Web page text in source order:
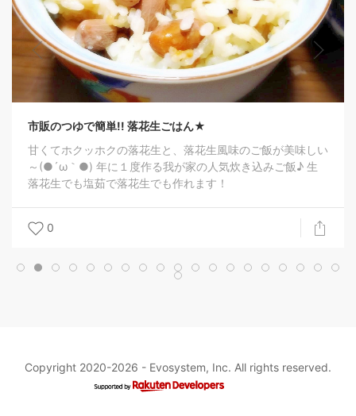
市販のつゆで簡単!! 落花生ごはん★
甘くてホクッホクの落花生と、落花生風味のご飯が美味しい
～(●´ω｀●) 年に１度作る我が家の人気炊き込みご飯♪ 生
落花生でも塩茹で落花生でも作れます！
0
Copyright 2020-2026 - Evosystem, Inc. All rights reserved.